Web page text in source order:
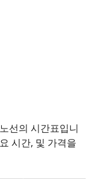
선의 시간표입니
시간, 및 가격을